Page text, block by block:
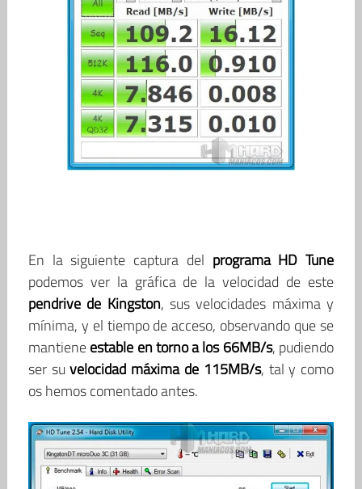
En la siguiente captura del programa HD Tune
podemos ver la gráfica de la velocidad de este
pendrive de Kingston, sus velocidades máxima y
mínima, y el tiempo de acceso, observando que se
mantieneestable en torno a los 66MB/s, pudiendo
ser suvelocidad máxima de 115MB/s, tal y como
os hemos comentado antes.